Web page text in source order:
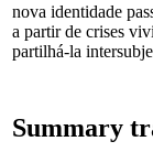
nova identidade
a partir de crises
partilhá-la
Summary